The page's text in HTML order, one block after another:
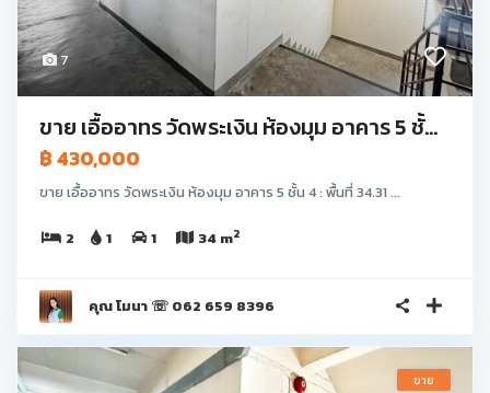
7
ขาย เอื้ออาทร วัดพระเงิน ห้องมุม อาคาร 5 ชั้...
฿ 430,000
ขาย เอื้ออาทร วัดพระเงิน ห้องมุม อาคาร 5 ชั้น 4 : พื้นที่ 34.31 ...
2 1 1 34 m2
คุณ โมนา ☏ 062 659 8396
ขาย